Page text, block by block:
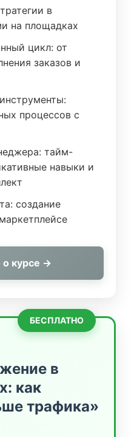
в
на площадках
цикл: от
заказов и
процессов с
тайм-
навыки и
создание
курсе →
БЕСПЛАТНО
в
как
трафика»